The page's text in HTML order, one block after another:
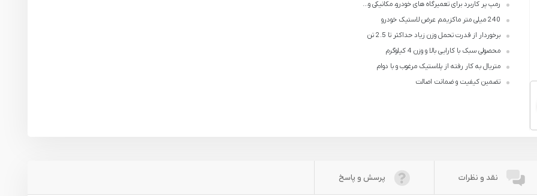
رمپ پر کاربرد برای تعمیرگاه های خودرو، مکانیکی و...
240 میلی متر ماکزیمم عرض لاستیک خودرو
برخوردار از قدرت تحمل وزن زیاد حداکثر تا 2.5 تن
محصولی سبک با کارایی بالا و وزن 4 کیلوگرم
متریال به کار رفته از پلاستیک مرغوب و با دوام
تضمین کیفیت و ضمانت اصالت
نقد و نظرات پرسش و پاسخ